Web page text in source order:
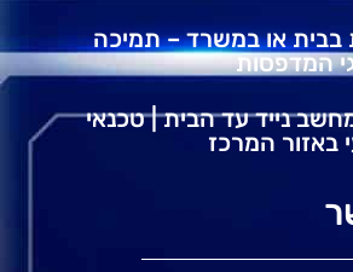
או במשרד – תמיכה
המדפסות
נייד עד הבית | טכנאי
באזור המרכז